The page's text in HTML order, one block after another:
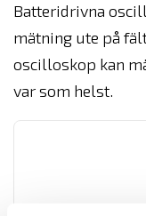
Batteridrivna
mätning ute på
oscilloskop kan
var som helst.